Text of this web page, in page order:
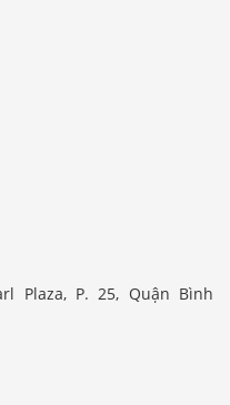
Plaza, P. 25, Quận Bình